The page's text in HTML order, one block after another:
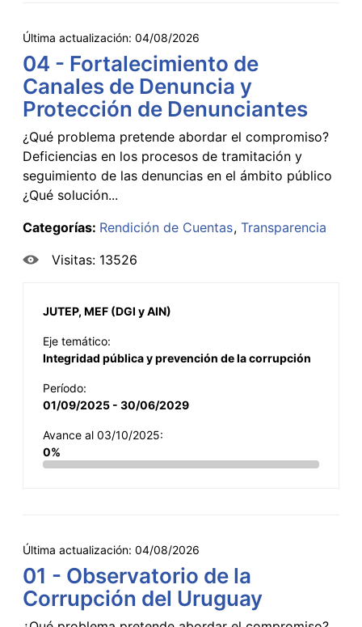
Última actualización: 04/08/2026
04 - Fortalecimiento de
Canales de Denuncia y
Protección de Denunciantes
¿Qué problema pretende abordar el compromiso?
Deficiencias en los procesos de tramitación y
seguimiento de las denuncias en el ámbito público
¿Qué solución...
Categorías: Rendición de Cuentas Transparencia
Visitas: 13526
JUTEP, MEF (DGI y AIN)
Eje temático:
Integridad pública y prevención de la corrupción
Período:
01/09/2025 - 30/06/2029
Avance al 03/10/2025:
0%
Última actualización: 04/08/2026
01 - Observatorio de la
Corrupción del Uruguay